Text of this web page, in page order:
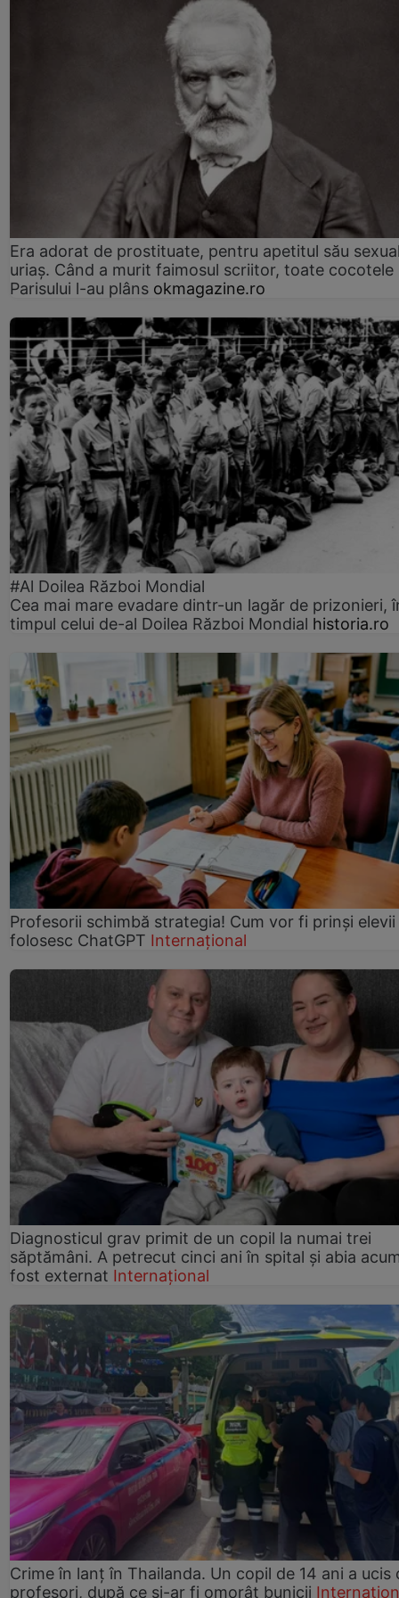
Era adorat de prostituate, pentru apetitul său
uriaș. Când a murit faimosul scriitor, toate cocotele
Parisului l-au plâns okmagazine.ro
#Al Doilea Război Mondial
Cea mai mare evadare dintr-un lagăr de prizonieri,
timpul celui de-al Doilea Război Mondial historia.ro
Profesorii schimbă strategia! Cum vor fi prinși elevii
folosesc ChatGPT Internațional
Diagnosticul grav primit de un copil la numai trei
săptămâni. A petrecut cinci ani în spital și abia
fost externat Internațional
Crime în lanț în Thailanda. Un copil de 14 ani a ucis
profesori, după ce și-ar fi omorât bunicii